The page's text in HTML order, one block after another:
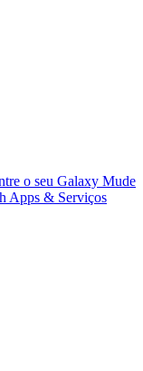
o seu Galaxy Mude
Apps & Serviços